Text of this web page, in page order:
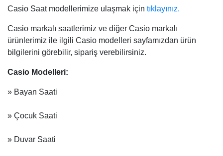
Casio Saat modellerimize ulaşmak için tıklayınız.
Casio markalı saatlerimiz ve diğer Casio markalı
ürünlerimiz ile ilgili Casio modelleri sayfamızdan ürün
bilgilerini görebilir, sipariş verebilirsiniz.
Casio Modelleri:
» Bayan Saati
» Çocuk Saati
» Duvar Saati